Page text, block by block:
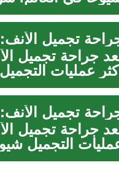
تجميل
جراحة تجميل
أكثر عمليات
تجميل
جراحة تجميل
التجميل